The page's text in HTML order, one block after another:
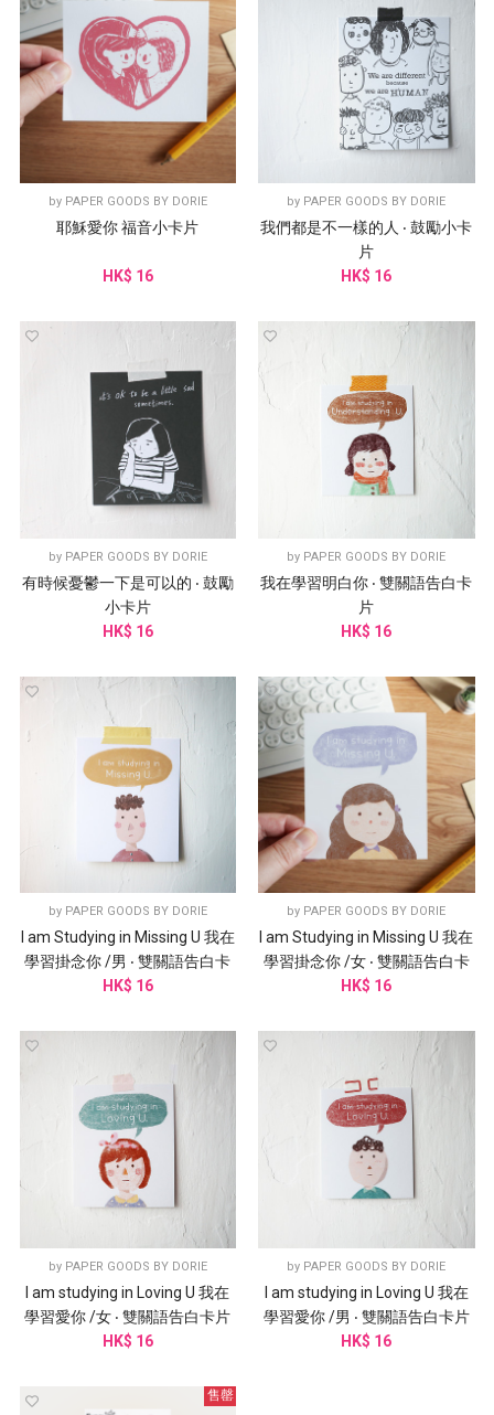
by PAPER GOODS BY DORIE
耶穌愛你 福音小卡片
HK$ 16
by PAPER GOODS BY DORIE
我們都是不一樣的人 ‧ 鼓勵小卡
片
HK$ 16
by PAPER GOODS BY DORIE
有時候憂鬱一下是可以的 ‧ 鼓勵
小卡片
HK$ 16
by PAPER GOODS BY DORIE
我在學習明白你 ‧ 雙關語告白卡
片
HK$ 16
by PAPER GOODS BY DORIE
I am Studying in Missing U 我在
學習掛念你 /男 ‧ 雙關語告白卡
片
HK$ 16
by PAPER GOODS BY DORIE
I am Studying in Missing U 我在
學習掛念你 /女 ‧ 雙關語告白卡
片
HK$ 16
by PAPER GOODS BY DORIE
I am studying in Loving U 我在
學習愛你 /女 ‧ 雙關語告白卡片
HK$ 16
by PAPER GOODS BY DORIE
I am studying in Loving U 我在
學習愛你 /男 ‧ 雙關語告白卡片
HK$ 16
售罄